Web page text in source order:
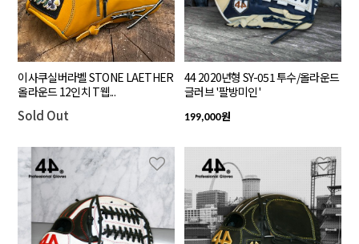
이사쿠실버라벨 STONE LAETHER
올라운드 12인치 T웹...
Sold Out
44 2020년형 SY-051 투수/올라운드
글러브 '팔방미인'
199,000원